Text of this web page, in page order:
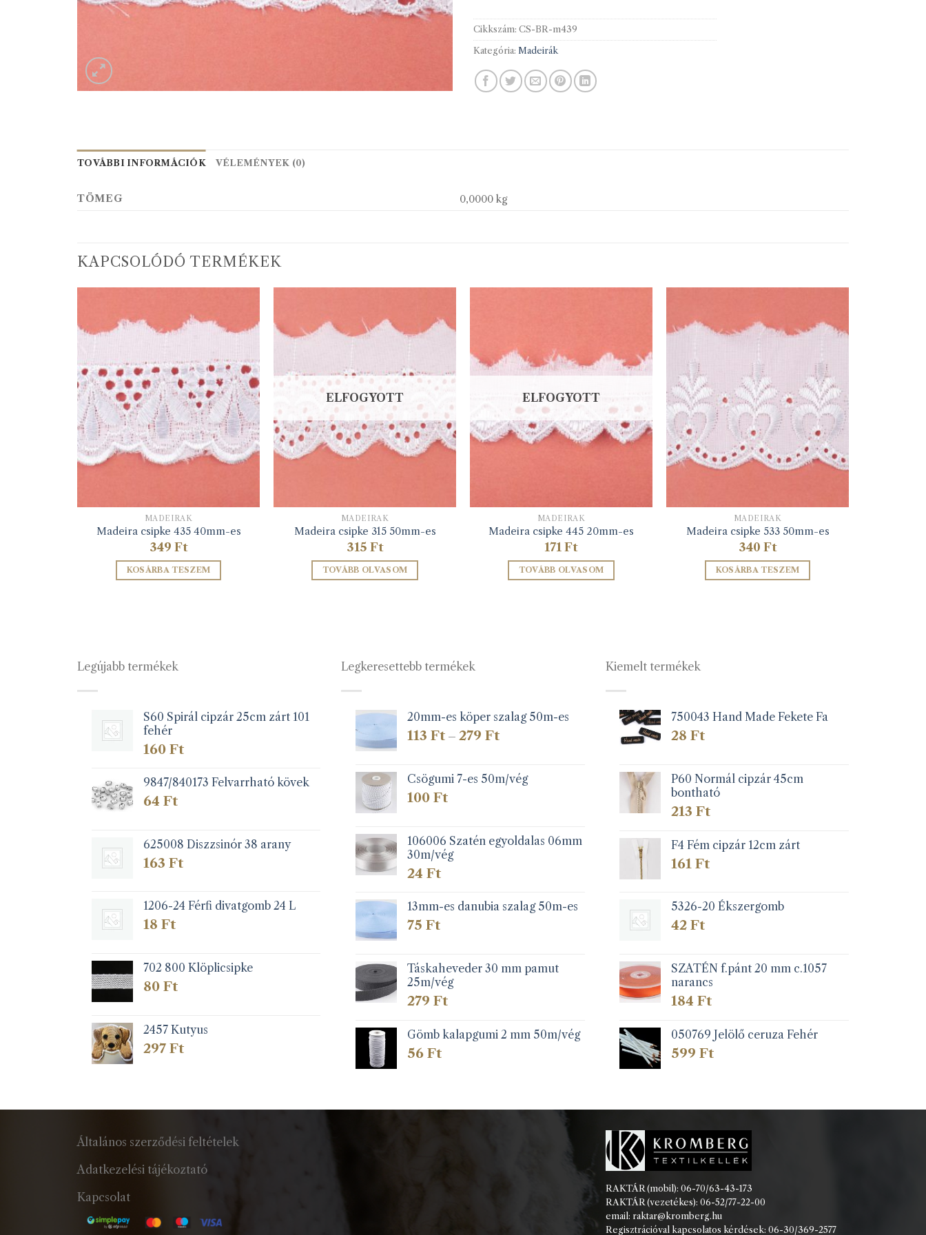
Cikkszám: CS-BR-m439
Kategória: Madeirák
TOVÁBBI INFORMÁCIÓK VÉLEMÉNYEK (0)
TÖMEG 0,0000 kg
KAPCSOLÓDÓ TERMÉKEK
MADEIRÁK
Madeira csipke 435 40mm-es
349 Ft
KOSÁRBA TESZEM
ELFOGYOTT
MADEIRÁK
Madeira csipke 315 50mm-es
315 Ft
TOVÁBB OLVASOM
ELFOGYOTT
MADEIRÁK
Madeira csipke 445 20mm-es
171 Ft
TOVÁBB OLVASOM
MADEIRÁK
Madeira csipke 533 50mm-es
340 Ft
KOSÁRBA TESZEM
Legújabb termékek
S60 Spirál cipzár 25cm zárt 101
fehér
160 Ft
9847/840173 Felvarrható kövek
64 Ft
625008 Diszzsinór 38 arany
163 Ft
1206-24 Férfi divatgomb 24 L
18 Ft
702 800 Klöplicsipke
80 Ft
2457 Kutyus
297 Ft
Legkeresettebb termékek
20mm-es köper szalag 50m-es
113Ft – 279FtÁrtartomány:
279 Ft
Csögumi 7-es 50m/vég
100Ft
106006 Szatén egyoldalas 06mm
30m/vég
24Ft
13mm-es danubia szalag 50m-es
75Ft
Táskaheveder 30 mm pamut
25m/vég
279Ft
Gömb kalapgumi 2 mm 50m/vég
56Ft
Kiemelt termékek
750043 Hand Made Fekete Fa
28Ft
P60 Normál cipzár 45cm
bontható
213Ft
F4 Fém cipzár 12cm zárt
161Ft
5326-20 Ékszergomb
42Ft
SZATÉN f.pánt 20 mm c.1057
narancs
184Ft
050769 Jelölő ceruza Fehér
599Ft
Általános szerződési feltételek
Adatkezelési tájékoztató
Kapcsolat
RAKTÁR (mobil): 06-70/63-43-173
RAKTÁR (vezetékes): 06-52/77-22-00
email: raktar@kromberg.hu
Regisztrációval kapcsolatos kérdések: 06-30/369-2577